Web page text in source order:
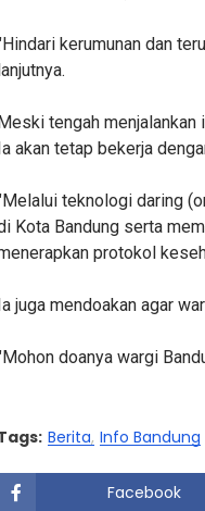
kerumunan dan
tengah
akan tetap bekerja
teknologi daring
Kota Bandung serta
protokol
juga mendoakan agar
doanya wargi
Berita Info Bandung
Facebook